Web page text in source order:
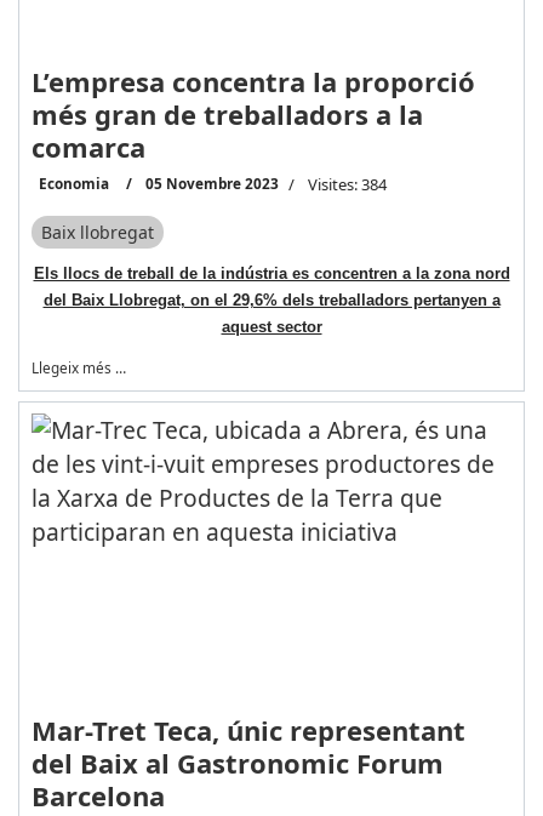
L’empresa concentra la proporció
més gran de treballadors a la
comarca
Economia 05 Novembre 2023 Visites: 384
Baix llobregat
Els llocs de treball de la indústria es concentren a la zona nord
del Baix Llobregat, on el 29,6% dels treballadors pertanyen a
aquest sector
Llegeix més …
Mar-Tret Teca, únic representant
del Baix al Gastronomic Forum
Barcelona